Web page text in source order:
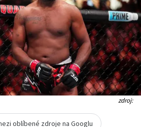
zdroj:
oblíbené zdroje na Googlu